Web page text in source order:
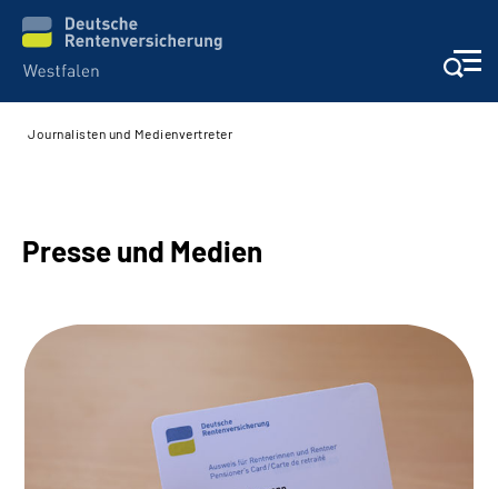
Presse
Journalisten und Medienvertreter
Presse und Medien